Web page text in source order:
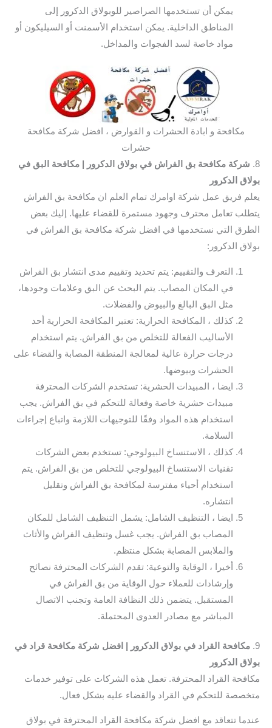
يمكن أن تستخدمها الصراصير للوبولاق الدكرور إلى
المناطق الداخلية. يمكن استخدام الأسمنت أو السيليكون أو
مواد خاصة لسد الفجوات والمداخل.
مكافحة و ابادة الحشرات و القوارض ، افضل شركة مكافحة
حشرات
8. شركة مكافحة بق الفراش في بولاق الدكرور
| مكافحة البق في
بولاق الدكرور
يعلم فريق عمل شركة اوامرك تمام العلم ان مكافحة بق الفراش
يتطلب تعامل محترف وجهود مستمرة للقضاء عليها. إليك بعض
الطرق التي نستخدمها في افضل شركة مكافحة بق الفراش في
بولاق الدكرور:
التعرف والتقييم: يتم تحديد وتقييم مدى انتشار بق الفراش
في المكان المصاب. يتم البحث عن البق وعلامات وجودها،
مثل البق البالغ والبيوض والفضلات.
كذلك ، المكافحة الحرارية: تعتبر المكافحة الحرارية أحد
الأساليب الفعالة للتخلص من بق الفراش. يتم استخدام
درجات حرارة عالية لمعالجة المنطقة المصابة والقضاء على
الحشرات وبيوضها.
ايضا ، المبيدات الحشرية: تستخدم الشركات المحترفة
مبيدات حشرية خاصة وفعالة للتحكم في بق الفراش. يجب
استخدام هذه المواد وفقًا للتوجيهات اللازمة واتباع إجراءات
السلامة.
كذلك ، الاستنساخ البيولوجي: تستخدم بعض الشركات
تقنيات الاستنساخ البيولوجي للتخلص من بق الفراش. يتم
استخدام أحياء مفترسة لمكافحة بق الفراش وتقليل
انتشاره.
ايضا ، التنظيف الشامل: يشمل التنظيف الشامل للمكان
المصاب بق الفراش. يجب غسل وتنظيف الفراش والأثاث
والملابس المصابة بشكل منتظم.
أخيرا ، الوقاية والتوعية: تقدم الشركات المحترفة نصائح
وإرشادات للعملاء حول الوقاية من بق الفراش في
المستقبل. يتضمن ذلك النظافة العامة وتجنب الاتصال
المباشر مع مصادر العدوى المحتملة.
9. مكافحة القراد في بولاق الدكرور | افضل شركة مكافحة قراد في
بولاق الدكرور
مكافحة القراد المحترفة. تعمل هذه الشركات على توفير خدمات
متخصصة للتحكم في القراد والقضاء عليه بشكل فعال.
عندما تتعاقد مع افضل شركة مكافحة القراد المحترفة في بولاق